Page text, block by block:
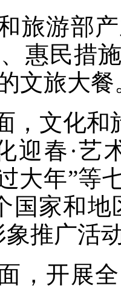
旅游部
惠民措
文旅大餐
，文化和
迎春·艺
大年”等
国家和
象推广活
，开展